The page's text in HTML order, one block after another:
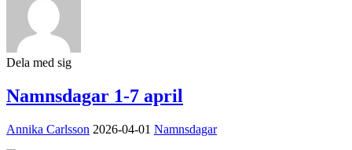
Dela med sig
Namnsdagar 1-7 april
Annika Carlsson 2026-04-01 Namnsdagar